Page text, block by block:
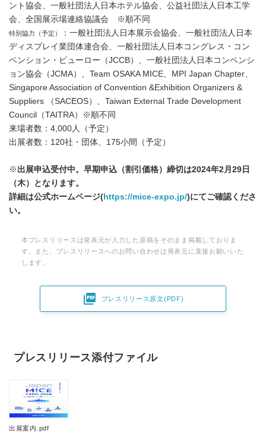
ント協会、一般社団法人日本ホテル協会、公益社団法人日本工学
会、全国展示場連絡協議会 ※順不同
特別協力（予定）
：一般社団法人日本展示会協会、一般社団法人日本
ディスプレイ業団体連合会、一般社団法人日本コングレス・コン
ベンション・ビューロー（JCCB）、一般社団法人日本コンベンシ
ョン協会（JCMA）、Team OSAKA MICE、MPI Japan Chapter、
Singapore Association of Convention &Exhibition Organizers &
Suppliers （SACEOS）、Taiwan External Trade Development
Council（TAITRA）※順不同
来場者数：4,000人（予定）
出展者数：120社・団体、175小間（予定）
※ 出展申込受付中。早期申込（割引価格）締切は2024年2 月 29 日
（木）となります。
詳細は公式ホームページ(https://mice-expo.jp/)にてご確認くださ
い。
本プレスリリースは発表元が入力した原稿をそのまま掲載しておりま
す。また、プレスリリースへのお問い合わせは発表元に直接お願いいた
します。
 プレスリリース原文(PDF)
プレスリリース添付ファイル
出展案内.pdf